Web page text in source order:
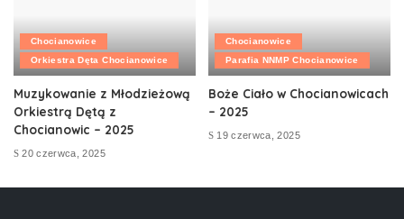
Chocianowice
Orkiestra Dęta Chocianowice
Muzykowanie z Młodzieżową
Orkiestrą Dętą z
Chocianowic – 2025
20 czerwca, 2025
Chocianowice
Parafia NNMP Chocianowice
Boże Ciało w Chocianowicach
– 2025
19 czerwca, 2025